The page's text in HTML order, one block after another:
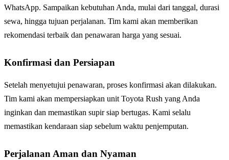
WhatsApp. Sampaikan kebutuhan Anda, mulai dari tanggal, durasi
sewa, hingga tujuan perjalanan. Tim kami akan memberikan
rekomendasi terbaik dan penawaran harga yang sesuai.
Konfirmasi dan Persiapan
Setelah menyetujui penawaran, proses konfirmasi akan dilakukan.
Tim kami akan mempersiapkan unit Toyota Rush yang Anda
inginkan dan memastikan supir siap bertugas. Kami selalu
memastikan kendaraan siap sebelum waktu penjemputan.
Perjalanan Aman dan Nyaman